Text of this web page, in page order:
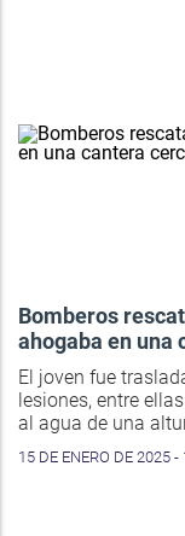
Bomberos
ahogaba en una
El joven fue
lesiones, entre
al agua de una
15 DE ENERO DE 2025 -